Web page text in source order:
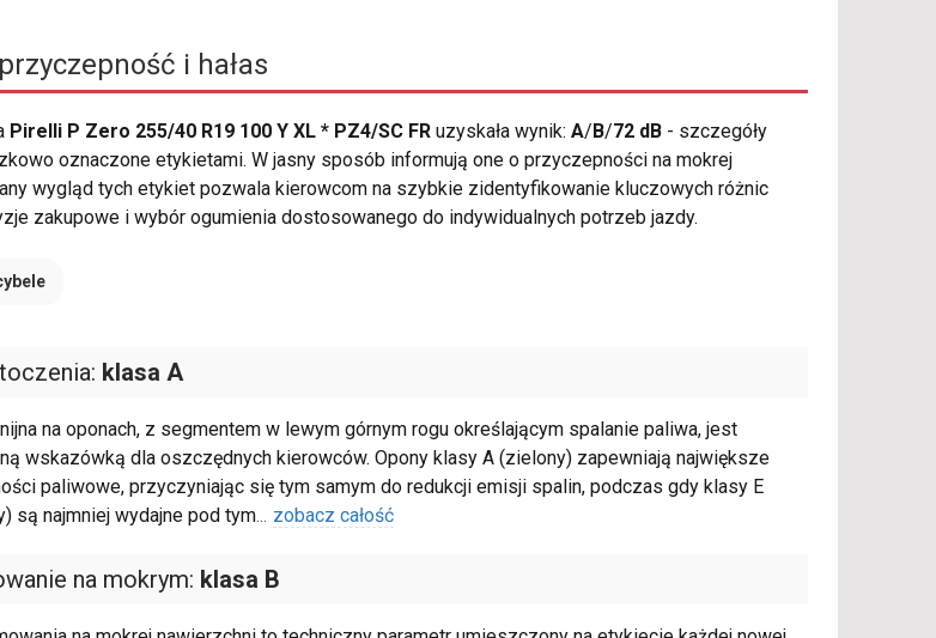
i hałas
Pirelli P Zero 255/40 R19 100 Y XL * PZ4/SC FR uzyskała wynik: A/ B/72 dB - szczegóły
oznaczone etykietami. W jasny sposób informują one o przyczepności na mokrej
wygląd tych etykiet pozwala kierowcom na szybkie zidentyfikowanie kluczowych różnic
zakupowe i wybór ogumienia dostosowanego do indywidualnych potrzeb jazdy.
klasa A
na oponach, z segmentem w lewym górnym rogu określającym spalanie paliwa, jest
wskazówką dla oszczędnych kierowców. Opony klasy A (zielony) zapewniają największe
paliwowe, przyczyniając się tym samym do redukcji emisji spalin, podczas gdy klasy E
są najmniej wydajne pod tym... zobacz całość
na mokrym: klasa B